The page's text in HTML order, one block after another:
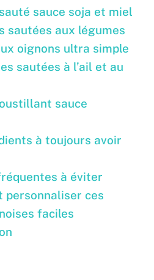
sauce soja et miel
sautées aux légumes
oignons ultra simple
sautées à l’ail et au
sauce
à toujours avoir
à éviter
personnaliser ces
faciles